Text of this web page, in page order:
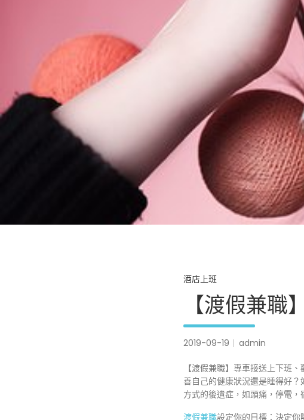
酒店上班
【渡假兼
2019-09-19 admin
【渡假兼職】專車接送上下班
善自己的健康狀況還是睡得好
方式的後遺症，如頭痛，停電
渡假兼職設定你的目標：決定